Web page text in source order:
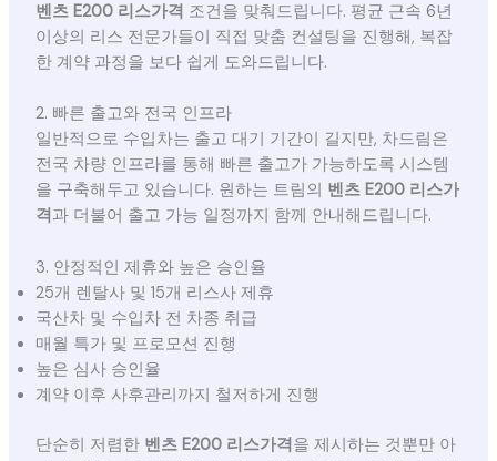
벤츠 E200 리스가격 조건을 맞춰드립니다. 평균 근속 6년
이상의 리스 전문가들이 직접 맞춤 컨설팅을 진행해, 복잡
한 계약 과정을 보다 쉽게 도와드립니다.
2. 빠른 출고와 전국 인프라
일반적으로 수입차는 출고 대기 기간이 길지만, 차드림은
전국 차량 인프라를 통해 빠른 출고가 가능하도록 시스템
을 구축해두고 있습니다. 원하는 트림의 벤츠 E200 리스가
격 과 더불어 출고 가능 일정까지 함께 안내해드립니다.
3. 안정적인 제휴와 높은 승인율
25개 렌탈사 및 15개 리스사 제휴
국산차 및 수입차 전 차종 취급
매월 특가 및 프로모션 진행
높은 심사 승인율
계약 이후 사후관리까지 철저하게 진행
단순히 저렴한 벤츠 E200 리스가격 을 제시하는 것뿐만 아